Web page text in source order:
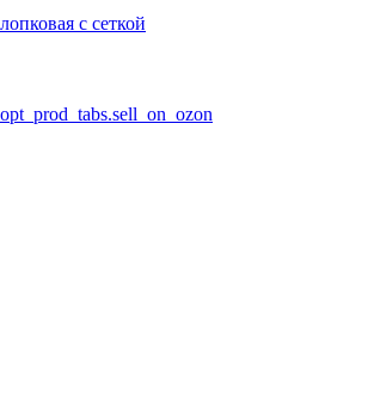
с сеткой